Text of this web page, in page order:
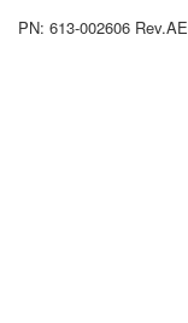
PN: 613-002606 Rev.AE